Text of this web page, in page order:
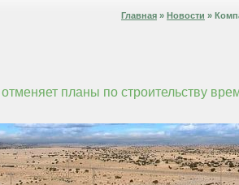
Главная » Новости »
планы по строительству